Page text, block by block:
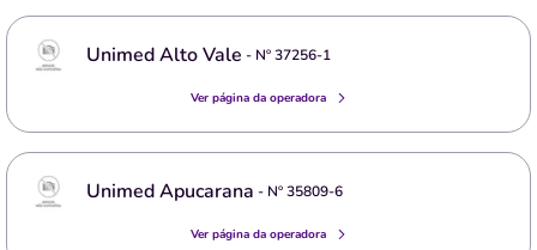
Unimed Alto Vale - Nº37256-1
Ver página da operadora
Unimed Apucarana - Nº35809-6
Ver página da operadora